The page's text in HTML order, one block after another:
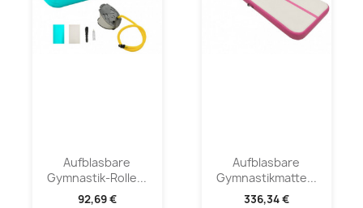
Aufblasbare
Gymnastik-Rolle...
92,69 €
Aufblasbare
Gymnastikmatte...
336,34 €